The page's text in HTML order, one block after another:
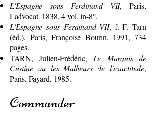
L'Espagne sous Ferdinand VII, Paris,
Ladvocat, 1838, 4 vol. in-8°.
L'Espagne sous Ferdinand VII, J.-F. Tarn
(éd.), Paris, Françoise Bourin, 1991, 734
pages.
TARN, Julien-Frédéric, Le Marquis de
Custine ou les Malheurs de l'exactitude,
Paris, Fayard, 1985.
Commander